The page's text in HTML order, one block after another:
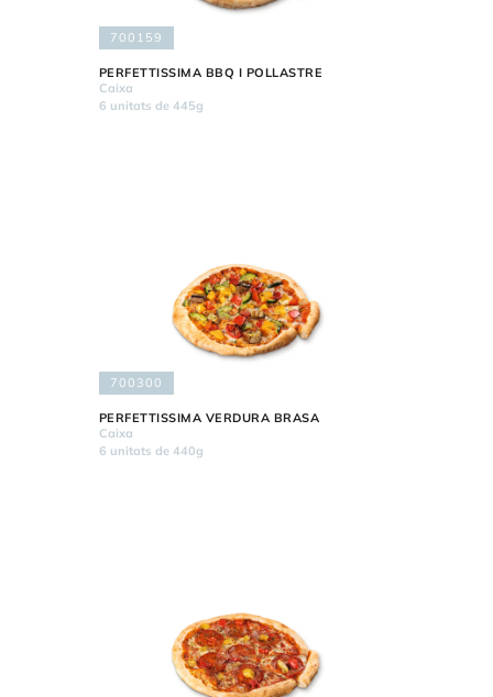
700159
PERFETTISSIMA BBQ I POLLASTRE
Caixa
6 unitats de 445g
700300
PERFETTISSIMA VERDURA BRASA
Caixa
6 unitats de 440g